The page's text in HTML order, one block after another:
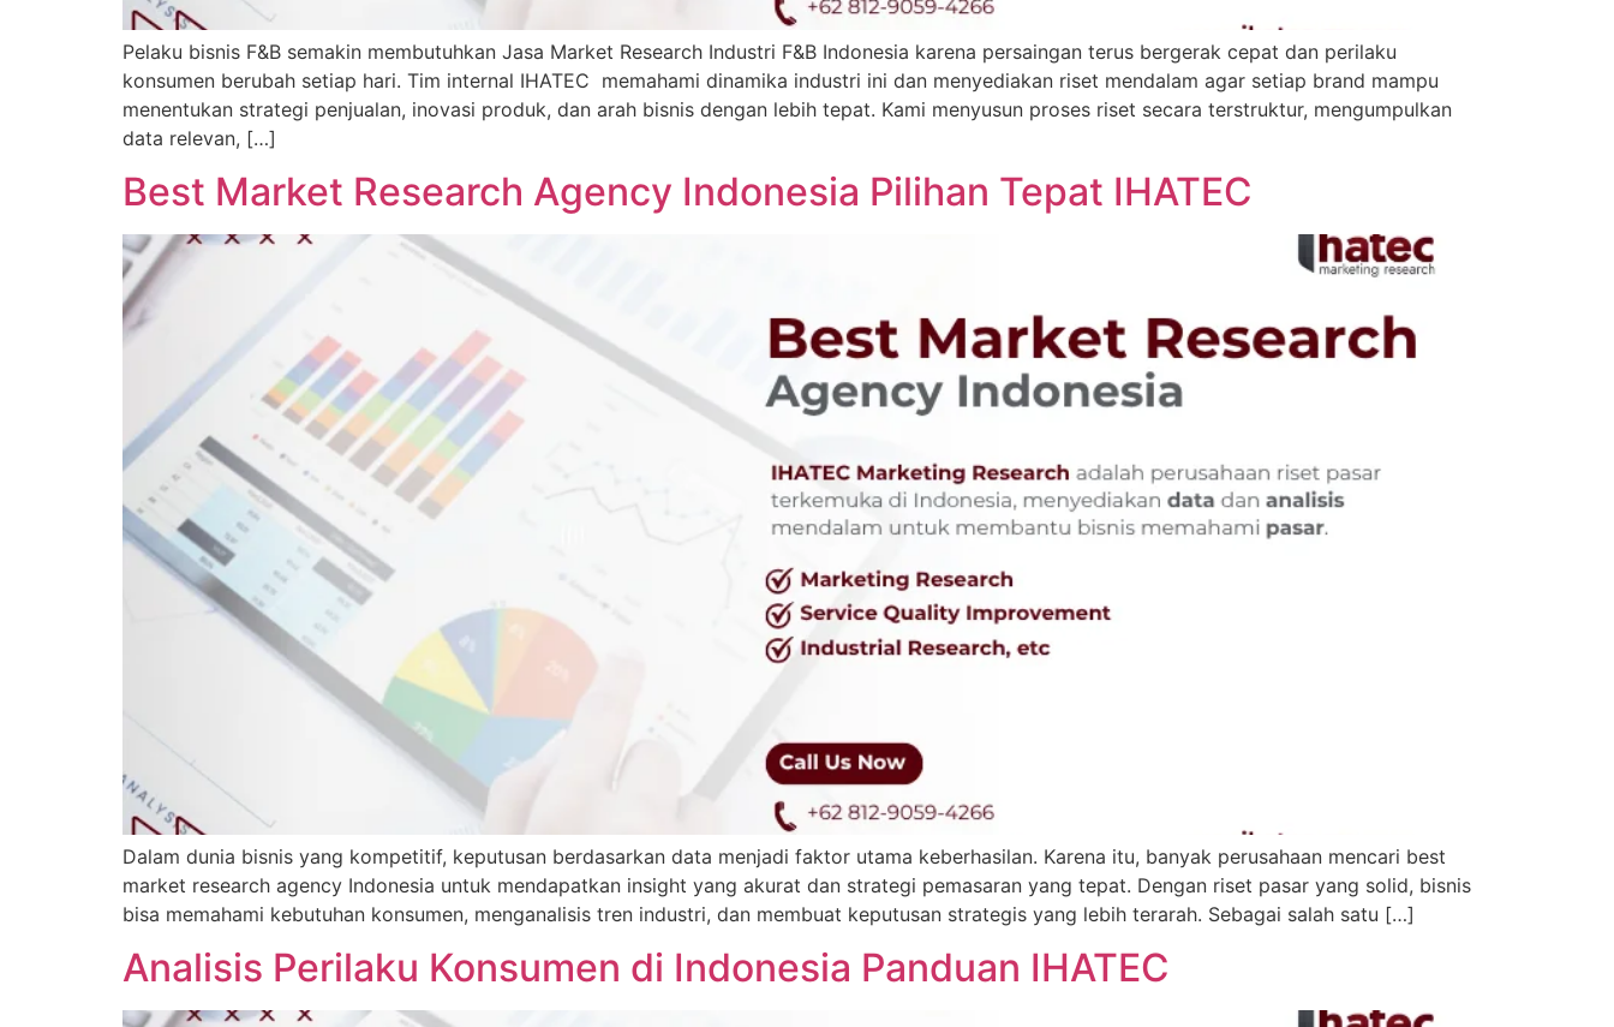
Pelaku bisnis F&B semakin membutuhkan Jasa Market Research Industri F&B Indonesia karena persaingan terus bergerak cepat dan perilaku
konsumen berubah setiap hari. Tim internal IHATEC memahami dinamika industri ini dan menyediakan riset mendalam agar setiap brand mampu
menentukan strategi penjualan, inovasi produk, dan arah bisnis dengan lebih tepat. Kami menyusun proses riset secara terstruktur, mengumpulkan
data relevan, […]
Best Market Research Agency Indonesia Pilihan Tepat IHATEC
Dalam dunia bisnis yang kompetitif, keputusan berdasarkan data menjadi faktor utama keberhasilan. Karena itu, banyak perusahaan mencari best
market research agency Indonesia untuk mendapatkan insight yang akurat dan strategi pemasaran yang tepat. Dengan riset pasar yang solid, bisnis
bisa memahami kebutuhan konsumen, menganalisis tren industri, dan membuat keputusan strategis yang lebih terarah. Sebagai salah satu […]
Analisis Perilaku Konsumen di Indonesia Panduan IHATEC